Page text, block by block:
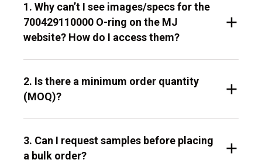
1. Why can’t I see images/specs for the
700429110000 O-ring on the MJ
website? How do I access them?
2. Is there a minimum order quantity
(MOQ)?
3. Can I request samples before placing
a bulk order?